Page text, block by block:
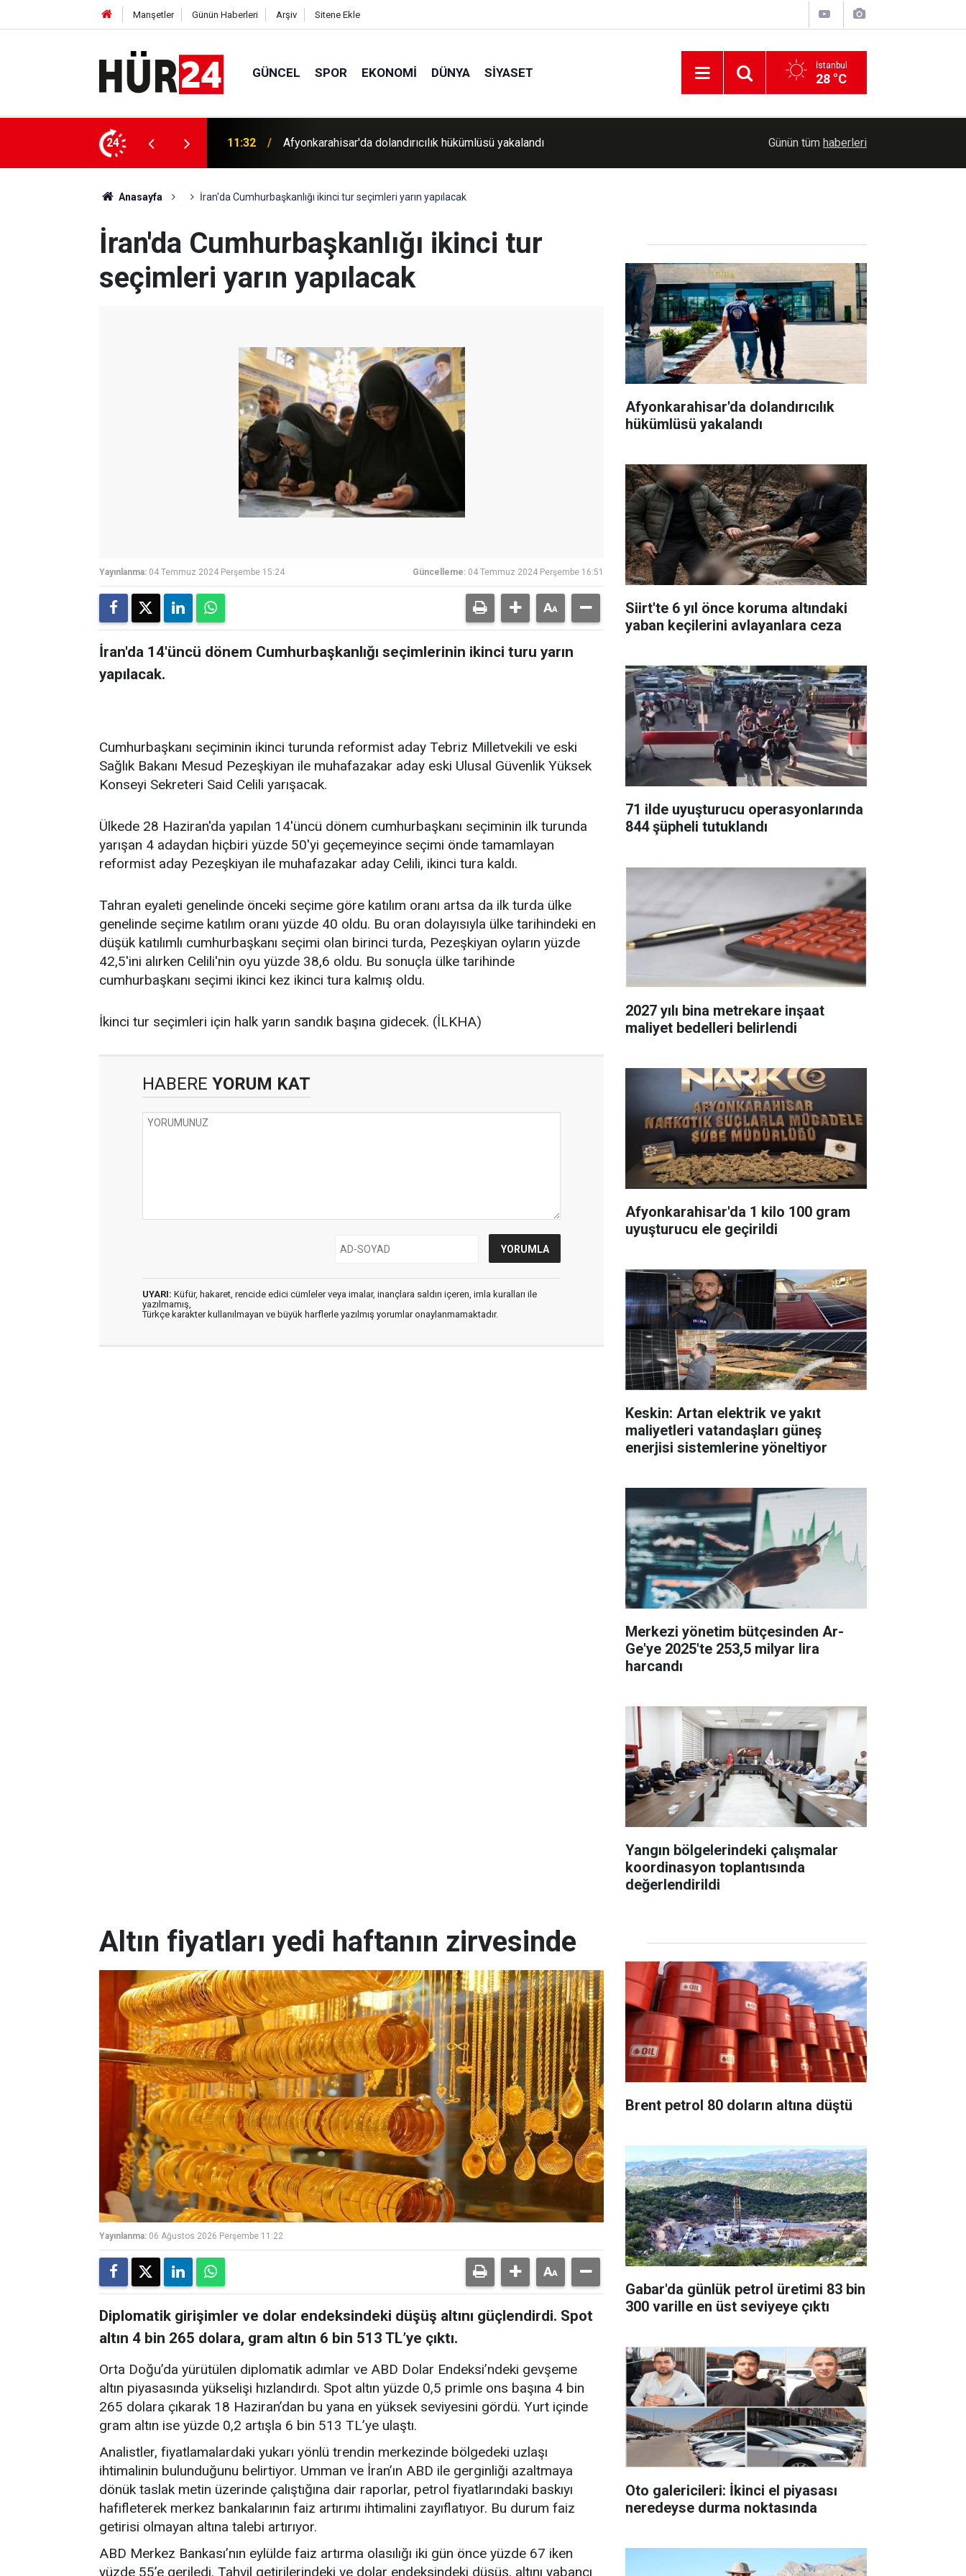
Manşetler Günün Haberleri Arşiv Sitene Ekle
GÜNCEL SPOR EKONOMI DÜNYA SIYASET İstanbul
28 °C
24
yakalandı 11:30 Yahudi çeteler Batı Şeria'daki saldırılarını artırdı Altın fiyatları yedi haftanın zirvesinde
Günün tüm haberleri
Anasayfa İran'da Cumhurbaşkanlığı ikinci tur seçimleri yarın yapılacak
İran'da Cumhurbaşkanlığı ikinci tur
seçimleri yarın yapılacak
Yayınlanma: 04 Temmuz 2024 Perşembe 15:24 Güncelleme: 04 Temmuz 2024 Perşembe 16:51
İran'da 14'üncü dönem Cumhurbaşkanlığı seçimlerinin ikinci turu yarın
yapılacak.
Cumhurbaşkanı seçiminin ikinci turunda reformist aday Tebriz Milletvekili ve eski
Sağlık Bakanı Mesud Pezeşkiyan ile muhafazakar aday eski Ulusal Güvenlik Yüksek
Konseyi Sekreteri Said Celili yarışacak.
Ülkede 28 Haziran'da yapılan 14'üncü dönem cumhurbaşkanı seçiminin ilk turunda
yarışan 4 adaydan hiçbiri yüzde 50'yi geçemeyince seçimi önde tamamlayan
reformist aday Pezeşkiyan ile muhafazakar aday Celili, ikinci tura kaldı.
Tahran eyaleti genelinde önceki seçime göre katılım oranı artsa da ilk turda ülke
genelinde seçime katılım oranı yüzde 40 oldu. Bu oran dolayısıyla ülke tarihindeki en
düşük katılımlı cumhurbaşkanı seçimi olan birinci turda, Pezeşkiyan oyların yüzde
42,5'ini alırken Celili'nin oyu yüzde 38,6 oldu. Bu sonuçla ülke tarihinde
cumhurbaşkanı seçimi ikinci kez ikinci tura kalmış oldu.
İkinci tur seçimleri için halk yarın sandık başına gidecek. (İLKHA)
HABERE YORUM KAT
UYARI: Küfür, hakaret, rencide edici cümleler veya imalar, inançlara saldırı içeren, imla kuralları ile
yazılmamış,
Türkçe karakter kullanılmayan ve büyük harflerle yazılmış yorumlar onaylanmamaktadır.
Afyonkarahisar'da dolandırıcılık
hükümlüsü yakalandı
Siirt'te 6 yıl önce koruma altındaki
yaban keçilerini avlayanlara ceza
71 ilde uyuşturucu operasyonlarında
844 şüpheli tutuklandı
2027 yılı bina metrekare inşaat
maliyet bedelleri belirlendi
Afyonkarahisar'da 1 kilo 100 gram
uyuşturucu ele geçirildi
Keskin: Artan elektrik ve yakıt
maliyetleri vatandaşları güneş
enerjisi sistemlerine yöneltiyor
Merkezi yönetim bütçesinden Ar-
Ge'ye 2025'te 253,5 milyar lira
harcandı
Yangın bölgelerindeki çalışmalar
koordinasyon toplantısında
değerlendirildi
Altın fiyatları yedi haftanın zirvesinde
Yayınlanma: 06 Ağustos 2026 Perşembe 11:22
Diplomatik girişimler ve dolar endeksindeki düşüş altını güçlendirdi. Spot
altın 4 bin 265 dolara, gram altın 6 bin 513 TL’ye çıktı.
Orta Doğu’da yürütülen diplomatik adımlar ve ABD Dolar Endeksi’ndeki gevşeme
altın piyasasında yükselişi hızlandırdı. Spot altın yüzde 0,5 primle ons başına 4 bin
265 dolara çıkarak 18 Haziran’dan bu yana en yüksek seviyesini gördü. Yurt içinde
gram altın ise yüzde 0,2 artışla 6 bin 513 TL’ye ulaştı.
Analistler, fiyatlamalardaki yukarı yönlü trendin merkezinde bölgedeki uzlaşı
ihtimalinin bulunduğunu belirtiyor. Umman ve İran’ın ABD ile gerginliği azaltmaya
dönük taslak metin üzerinde çalıştığına dair raporlar, petrol fiyatlarındaki baskıyı
hafifleterek merkez bankalarının faiz artırımı ihtimalini zayıflatıyor. Bu durum faiz
getirisi olmayan altına talebi artırıyor.
ABD Merkez Bankası’nın eylülde faiz artırma olasılığı iki gün önce yüzde 67 iken
yüzde 55’e geriledi. Tahvil getirilerindeki ve dolar endeksindeki düşüş, altını yabancı
Brent petrol 80 doların altına düştü
Gabar'da günlük petrol üretimi 83 bin
300 varille en üst seviyeye çıktı
Oto galericileri: İkinci el piyasası
neredeyse durma noktasında